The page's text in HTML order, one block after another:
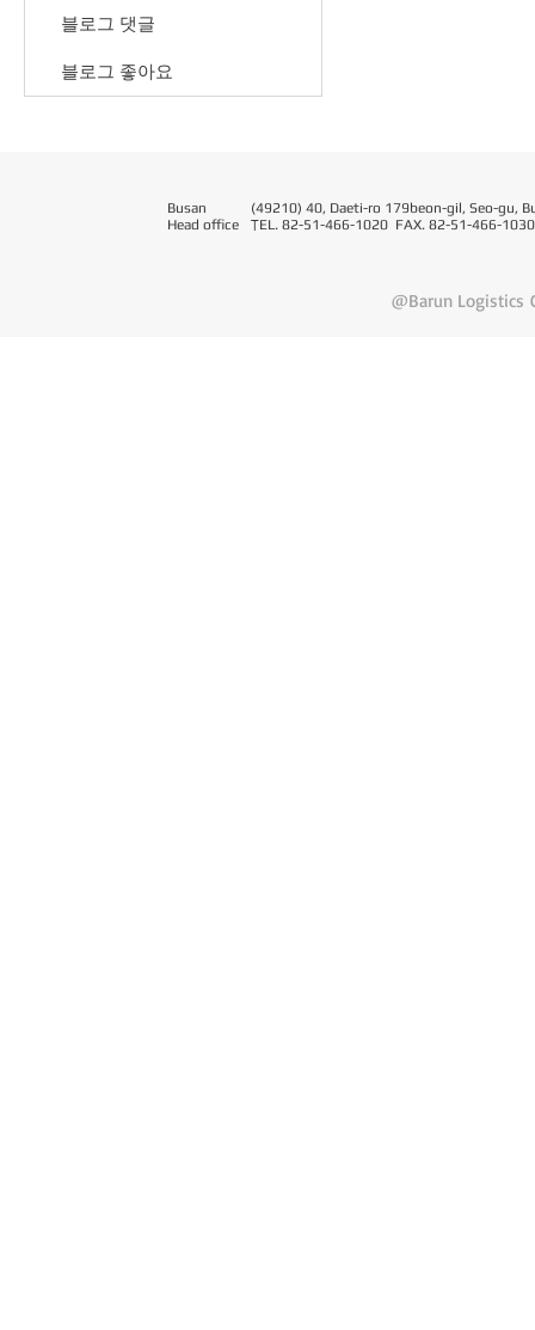
블로그 댓글
블로그 좋아요
Busan
Head office
(49210) 40, Daeti-ro 179beon-gil, Seo-gu,
TEL. 82-51-466-1020 FAX. 82-51-466-1030
@Barun Logistics